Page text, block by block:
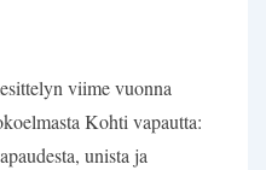
viime vuonna
Kohti vapautta:
unista ja